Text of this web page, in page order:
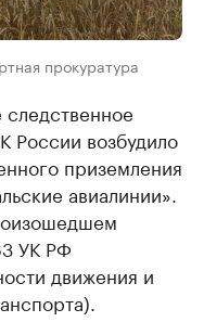
прокуратура
России возбудило
приземления
авиалинии».
УК РФ
движения и